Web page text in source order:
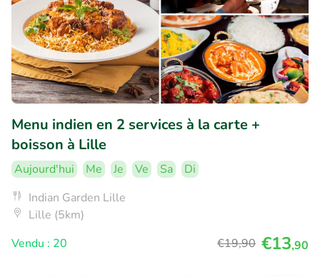
Menu indien en 2 services à la carte +
boisson à Lille
Aujourd'hui Me Je Ve Sa
Di
Indian Garden Lille
Lille (5km)
Vendu : 20
€19,90 €13,90